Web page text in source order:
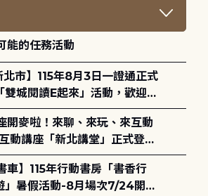
能的任務活動
雙城閱讀E起來」活動，歡迎踴
日至10月4日)。
互動講座「新北講堂」正式登
」暑假活動-8月場次7/24開始